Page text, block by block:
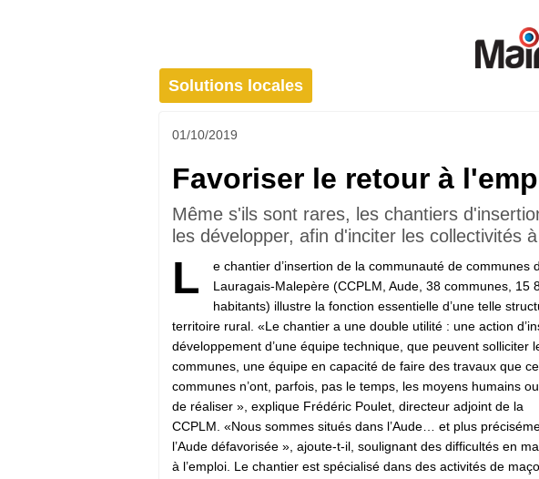
Solutions locales
01/10/2019
Favoriser le retour à
Même s'ils sont rares, les chantiers
les développer, afin d'inciter les collectivités
L
e chantier d’insertion de la communauté de communes
Lauragais-Malepère (CCPLM, Aude, 38 communes, 15
habitants) illustre la fonction essentielle d’une telle
territoire rural. «Le chantier a une double utilité : une action
développement d’une équipe technique, que peuvent solliciter
communes, une équipe en capacité de faire des travaux que
communes n’ont, parfois, pas le temps, les moyens humains
de réaliser », explique Frédéric Poulet, directeur adjoint de la
CCPLM. «Nous sommes situés dans l’Aude… et plus
l’Aude défavorisée », ajoute-t-il, soulignant des difficultés en
à l’emploi. Le chantier est spécialisé dans des activités de